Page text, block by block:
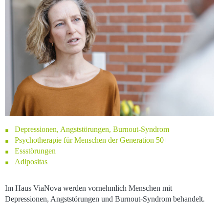
Depressionen, Angststörungen, Burnout-Syndrom
Psychotherapie für Menschen der Generation 50+
Essstörungen
Adipositas
Im Haus ViaNova werden vornehmlich Menschen mit
Depressionen, Angststörungen und Burnout-Syndrom behandelt.